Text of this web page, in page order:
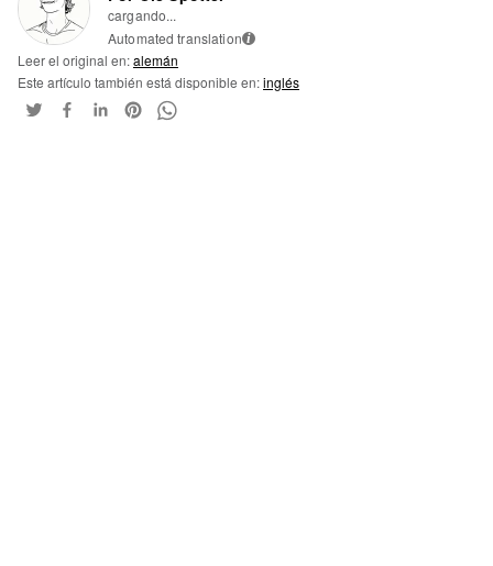
cargando...
Automated translation i
Leer el original en:alemán
Este artículo también está disponible en:inglés